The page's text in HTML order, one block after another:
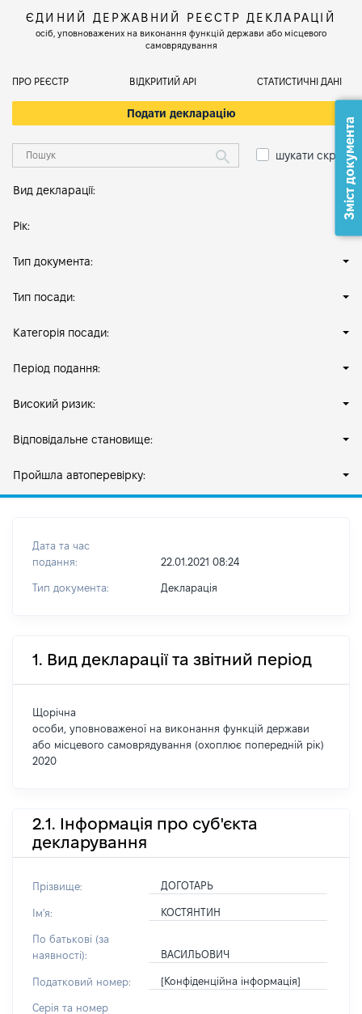
ЄДИНИЙ ДЕРЖАВНИЙ РЕЄСТР ДЕКЛАРАЦІЙ
осіб, уповноважених на виконання функцій держави або місцевого
самоврядування
ПРО РЕЄСТР ВІДКРИТИЙ АРІ СТАТИСТИЧНІ ДАНІ
Подати декларацію
шукати скрізь
Вид декларації:
Рік:
Тип документа:
Тип посади:
Категорія посади:
Період подання:
Високий ризик:
Відповідальне становище:
Пройшла автоперевірку:
Дата та час
подання:
22.01.2021 08:24
Тип документа: Декларація
1. Вид декларації та звітний період
Щорічна
особи, уповноваженої на виконання функцій держави
або місцевого самоврядування (охоплює попередній рік)
2020
2.1. Інформація про суб'єкта
декларування
Прізвище: ДОГОТАРЬ
Ім'я: КОСТЯНТИН
По батькові (за
наявності):
ВАСИЛЬОВИЧ
Податковий номер: [Конфіденційна інформація]
Серія та номер
Зміст документа